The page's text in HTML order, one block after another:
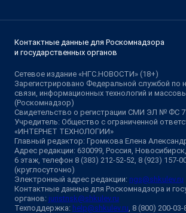
Контактные данные для Роскомнадзора
и государственных органов
Сетевое издание «НГС.НОВОСТИ» (18+)
Зарегистрировано Федеральной службой по
связи, информационных технологий и
(Роскомнадзор)
Свидетельство о регистрации СМИ ЭЛ № ФС
Учредитель: Общество с ограниченной
«ИНТЕРНЕТ ТЕХНОЛОГИИ»
Главный редактор: Громкова Елена
Адрес редакции: 630099, Россия, Новосибирск,
6 этаж, телефон 8 (383) 212-52-52, 8 (923) 157-
(круглосуточно)
Электронный адрес редакции: ngs@shkulev.ru
Контактные данные для Роскомнадзора и
органов: juristnsk@shkulev.ru
Техподдержка: help@shkulev.ru , 8 (800) 200-